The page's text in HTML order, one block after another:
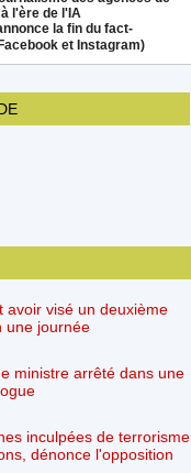
l'ère de l'IA
la fin du fact-
et Instagram)
avoir visé un deuxième
une journée
ministre arrêté dans une
inculpées de terrorisme
dénonce l'opposition